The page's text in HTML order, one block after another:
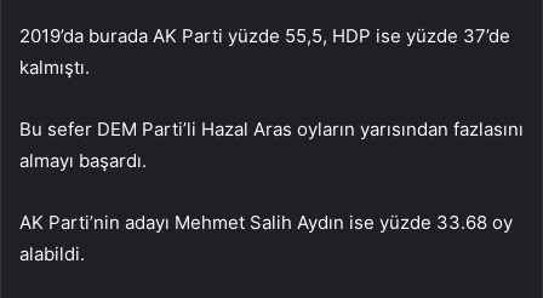
2019’da burada AK Parti yüzde 55,5, HDP ise yüzde 37’de
kalmıştı.
Bu sefer DEM Parti’li Hazal Aras oyların yarısından fazlasını
almayı başardı.
AK Parti’nin adayı Mehmet Salih Aydın ise yüzde 33.68 oy
alabildi.